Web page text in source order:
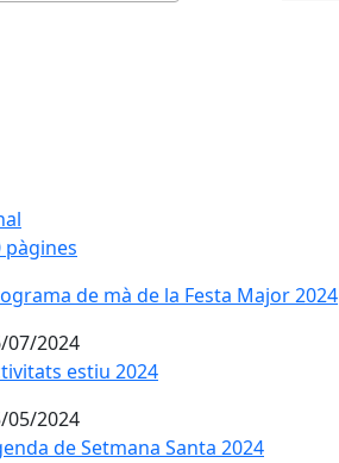
pàgines
de mà de la Festa Major 2024
de mà de la Festa Major 2024
07/2024
estiu 2024
estiu 2024
05/2024
de Setmana Santa 2024
de Setmana Santa 2024